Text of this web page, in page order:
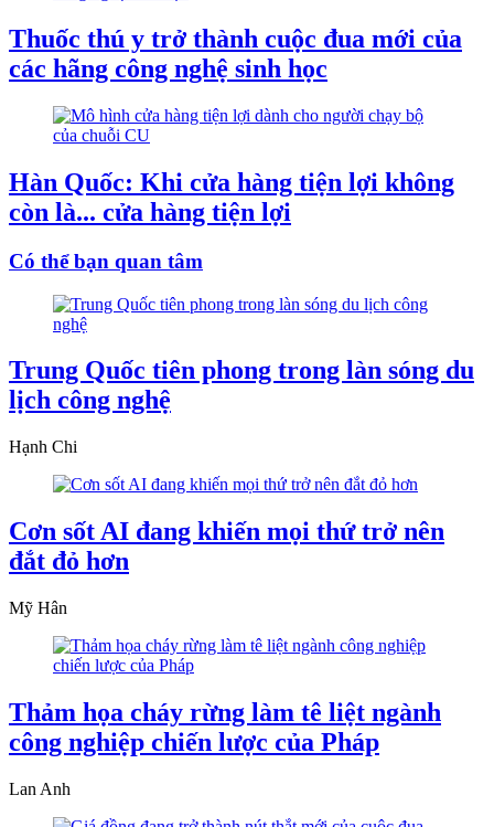
Thuốc thú y trở thành cuộc đua mới của
các hãng công nghệ sinh học
Hàn Quốc: Khi cửa hàng tiện lợi không
còn là... cửa hàng tiện lợi
Có thể bạn quan tâm
Trung Quốc tiên phong trong làn sóng du
lịch công nghệ
Hạnh Chi
Cơn sốt AI đang khiến mọi thứ trở nên
đắt đỏ hơn
Mỹ Hân
Thảm họa cháy rừng làm tê liệt ngành
công nghiệp chiến lược của Pháp
Lan Anh